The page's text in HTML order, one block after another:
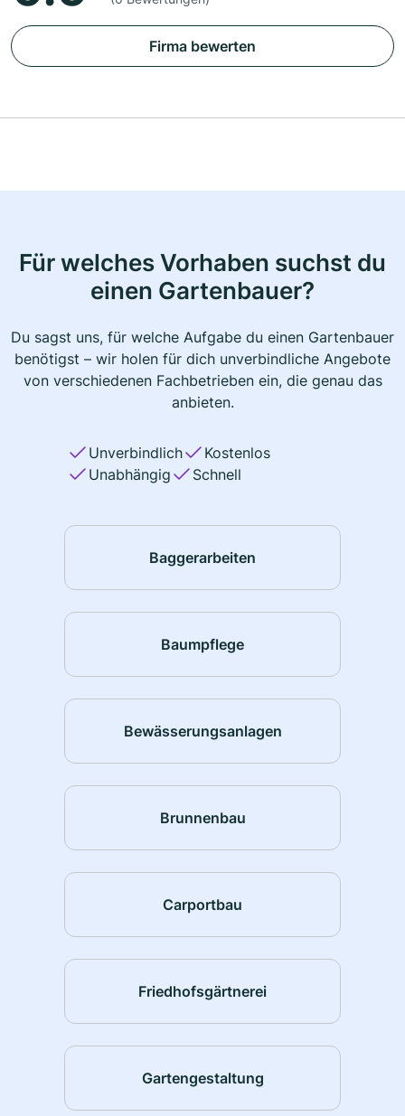
Firma bewerten
Für welches Vorhaben suchst du
einen Gartenbauer?
Du sagst uns, für welche Aufgabe du einen Gartenbauer
benötigst – wir holen für dich unverbindliche Angebote
von verschiedenen Fachbetrieben ein, die genau das
anbieten.
Unverbindlich
Kostenlos
Unabhängig
Schnell
Baggerarbeiten
Baumpflege
Bewässerungsanlagen
Brunnenbau
Carportbau
Friedhofsgärtnerei
Gartengestaltung